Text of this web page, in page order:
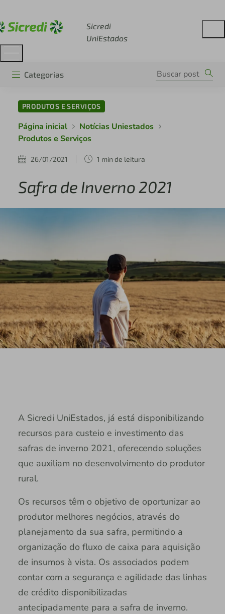
Sicredi
UniEstados
Categorias
PRODUTOS E SERVIÇOS
Página inicial
Notícias Uniestados
Produtos e Serviços
26/01/2021 1 min de leitura
Safra de Inverno 2021
A Sicredi UniEstados, já está disponibilizando
recursos para custeio e investimento das
safras de inverno 2021, oferecendo soluções
que auxiliam no desenvolvimento do produtor
rural.
Os recursos têm o objetivo de oportunizar ao
produtor melhores negócios, através do
planejamento da sua safra, permitindo a
organização do fluxo de caixa para aquisição
de insumos à vista. Os associados podem
contar com a segurança e agilidade das linhas
de crédito disponibilizadas
antecipadamente para a safra de inverno.